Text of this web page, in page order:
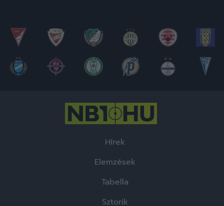
Hírek
Elemzések
Tabella
Sztorik